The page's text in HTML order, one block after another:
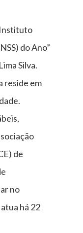
do Ano”
Silva.
reside em
de
no
há 22